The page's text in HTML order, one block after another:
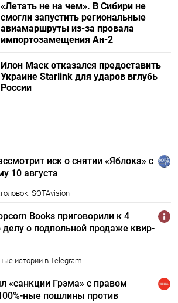
«Летать не на чем». В Сибири не
смогли запустить региональные
авиамаршруты из-за провала
импортозамещения Ан-2
Илон Маск отказался предоставить
Украине Starlink для ударов вглубь
России